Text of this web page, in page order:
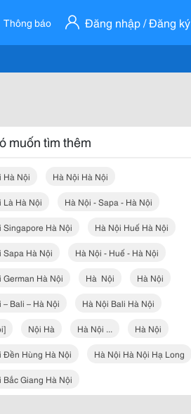
Thông báo Đăng nhập / Đăng ký
muốn tìm thêm
Hà Nội Hà Nội Hà Nội
Là Hà Nội Hà Nội - Sapa - Hà Nội
Singapore Hà Nội Hà Nội Huế Hà Nội
Sapa Hà Nội Hà Nội - Huế - Hà Nội
German Hà Nội Hà Nội Hà Nội
– Bali – Hà Nội Hà Nội Bali Hà Nội
Nội Hà Hà Nội ... Hà Nội
Đền Hùng Hà Nội Hà Nội Hà Nội Hạ Long
Bắc Giang Hà Nội